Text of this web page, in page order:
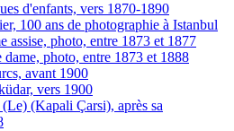
d'enfants, vers 1870-1890
100 ans de photographie à Istanbul
assise, photo, entre 1873 et 1877
dame, photo, entre 1873 et 1888
avant 1900
vers 1900
(Kapali Çarsi), après sa